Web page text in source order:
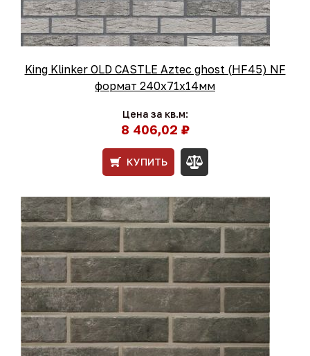
King Klinker OLD CASTLE Aztec ghost (HF45) NF
формат 240x71x14мм
Цена за кв.м:
8 406,02 ₽
КУПИТЬ